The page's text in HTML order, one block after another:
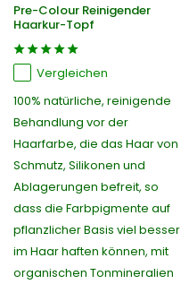
Pre-Colour Reinigender
Haarkur-Topf
Vergleichen
100% natürliche, reinigende
Behandlung vor der
Haarfarbe, die das Haar von
Schmutz, Silikonen und
Ablagerungen befreit, so
dass die Farbpigmente auf
pflanzlicher Basis viel besser
im Haar haften können, mit
organischen Tonmineralien